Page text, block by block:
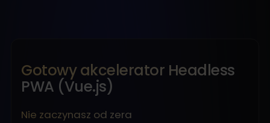
Gotowy akcelerator Headless
PWA (Vue.js)
Nie zaczynasz od zera